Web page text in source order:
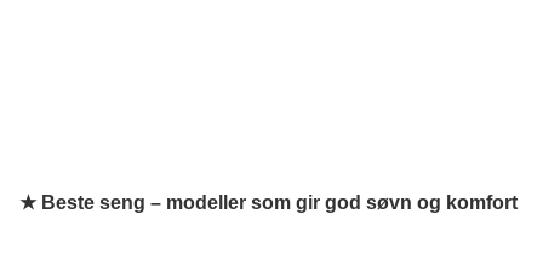
★ Beste seng – modeller som gir god søvn og komfort